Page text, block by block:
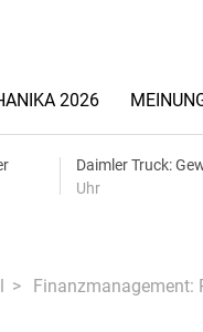
2026
Daimler Truck:
Uhr
Finanzmanagement: